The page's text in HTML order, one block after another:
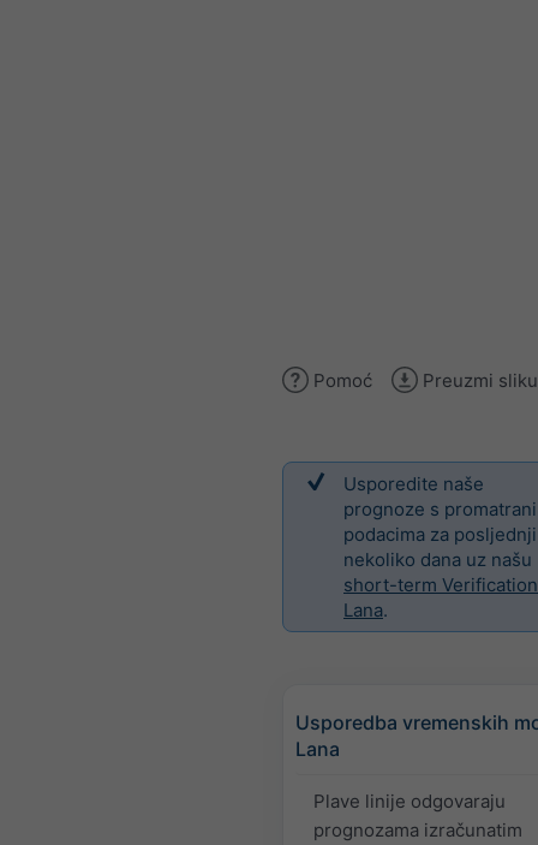
Pomoć Preuzmi sliku
Usporedite naše
prognoze s
podacima za
nekoliko dana uz našu
short-term
Lana.
Usporedba vremenskih
Lana
Plave linije odgovaraju
prognozama izračunatim